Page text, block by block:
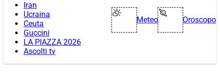
Iran
Ucraina
Ceuta
Guccini
LA PIAZZA 2026
Ascolti tv
Meteo Oroscopo